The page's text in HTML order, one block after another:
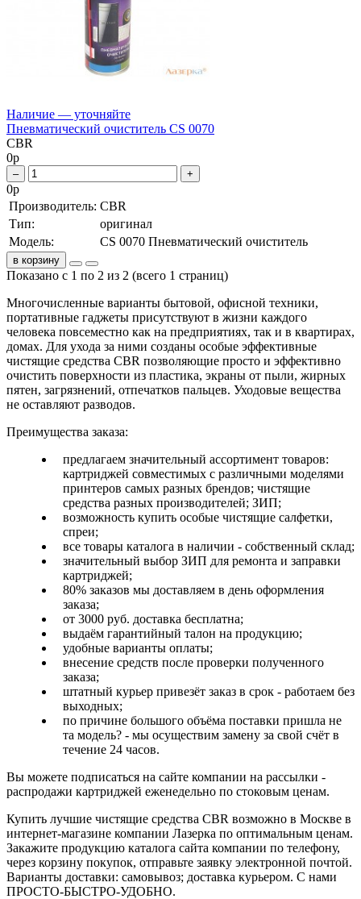
Наличие — уточняйте
Пневматический очиститель CS 0070
CBR
0р
– +
0р
Производитель: CBR
Тип:
оригинал
Модель:
CS 0070 Пневматический очиститель
в корзину
Показано с 1 по 2 из 2 (всего 1 страниц)
Многочисленные варианты бытовой, офисной техники,
портативные гаджеты присутствуют в жизни каждого
человека повсеместно как на предприятиях, так и в квартирах,
домах. Для ухода за ними созданы особые эффективные
чистящие средства CBR позволяющие просто и эффективно
очистить поверхности из пластика, экраны от пыли, жирных
пятен, загрязнений, отпечатков пальцев. Уходовые вещества
не оставляют разводов.
Преимущества заказа:
предлагаем значительный ассортимент товаров:
картриджей совместимых с различными моделями
принтеров самых разных брендов; чистящие
средства разных производителей; ЗИП;
возможность купить особые чистящие салфетки,
спреи;
все товары каталога в наличии - собственный склад;
значительный выбор ЗИП для ремонта и заправки
картриджей;
80% заказов мы доставляем в день оформления
заказа;
от 3000 руб. доставка бесплатна;
выдаём гарантийный талон на продукцию;
удобные варианты оплаты;
внесение средств после проверки полученного
заказа;
штатный курьер привезёт заказ в срок - работаем без
выходных;
по причине большого объёма поставки пришла не
та модель? - мы осуществим замену за свой счёт в
течение 24 часов.
Вы можете подписаться на сайте компании на рассылки -
распродажи картриджей еженедельно по стоковым ценам.
Купить лучшие чистящие средства CBR возможно в Москве в
интернет-магазине компании Лазерка по оптимальным ценам.
Закажите продукцию каталога сайта компании по телефону,
через корзину покупок, отправьте заявку электронной почтой.
Варианты доставки: самовывоз; доставка курьером. С нами
ПРОСТО-БЫСТРО-УДОБНО.